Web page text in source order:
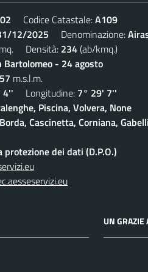
Codice Catastale:A109
12/2025 Denominazione:
Densità: 234(ab/kmq.)
Bartolomeo - 24 agosto
m.s.l.m.
4'' Longitudine: 7° 29' 7''
Piscina, Volvera, None
Borda, Cascinetta, Corniana,
protezione dei dati (D.P.O.)
UN GRAZIE